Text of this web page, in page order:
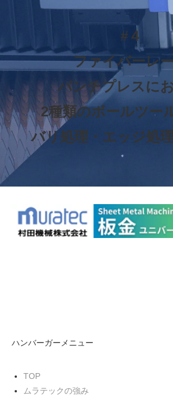
#４
ファイバーレ
パンチプレスに
2種類のボールツー
バリ処理・エッジ処
ハンバーガーメニュー
TOP
ムラテックの強み